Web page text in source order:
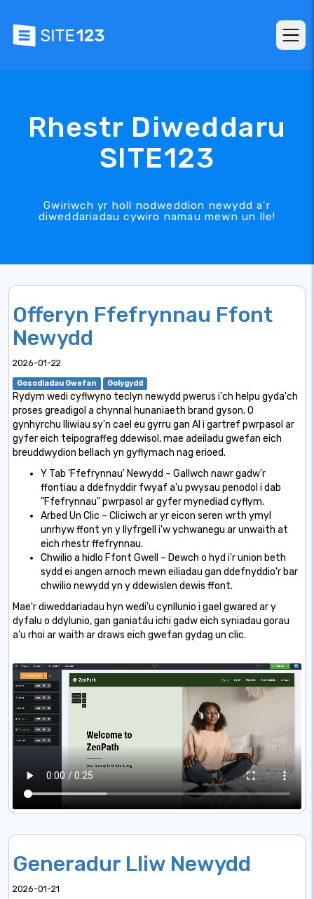
Rhestr Diweddaru
SITE123
Gwiriwch yr holl nodweddion newydd a'r
diweddariadau cywiro namau mewn un lle!
Offeryn Ffefrynnau Ffont
Newydd
2026-01-22
Gosodiadau Gwefan Golygydd
Rydym wedi cyflwyno teclyn newydd pwerus i'ch helpu gyda'ch
proses greadigol a chynnal hunaniaeth brand gyson. O
gynhyrchu lliwiau sy'n cael eu gyrru gan AI i gartref pwrpasol ar
gyfer eich teipograffeg ddewisol, mae adeiladu gwefan eich
breuddwydion bellach yn gyflymach nag erioed.
Y Tab 'Ffefrynnau' Newydd – Gallwch nawr gadw'r
ffontiau a ddefnyddir fwyaf a'u pwysau penodol i dab
"Ffefrynnau" pwrpasol ar gyfer mynediad cyflym.
Arbed Un Clic – Cliciwch ar yr eicon seren wrth ymyl
unrhyw ffont yn y llyfrgell i'w ychwanegu ar unwaith at
eich rhestr ffefrynnau.
Chwilio a hidlo Ffont Gwell – Dewch o hyd i'r union beth
sydd ei angen arnoch mewn eiliadau gan ddefnyddio'r bar
chwilio newydd yn y ddewislen dewis ffont.
Mae'r diweddariadau hyn wedi'u cynllunio i gael gwared ar y
dyfalu o ddylunio, gan ganiatáu ichi gadw eich syniadau gorau
a'u rhoi ar waith ar draws eich gwefan gydag un clic.
Generadur Lliw Newydd
2026-01-21